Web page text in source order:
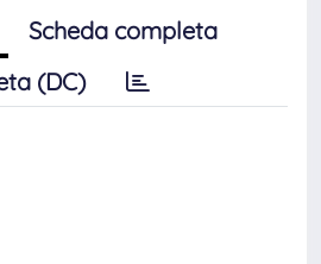
Scheda completa
(DC)